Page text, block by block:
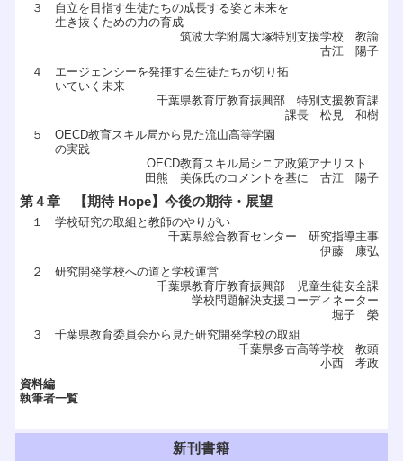
３ 自立を目指す生徒たちの成長する姿と未来を
生き抜くための力の育成
筑波大学附属大塚特別支援学校 教諭
古江 陽子
４ エージェンシーを発揮する生徒たちが切り拓
いていく未来
千葉県教育庁教育振興部 特別支援教育課
課長 松見 和樹
５ OECD教育スキル局から見た流山高等学園
の実践
OECD教育スキル局シニア政策アナリスト
田熊 美保氏のコメントを基に 古江 陽子
第４章 【期待 Hope】今後の期待・展望
１ 学校研究の取組と教師のやりがい
千葉県総合教育センター 研究指導主事
伊藤 康弘
２ 研究開発学校への道と学校運営
千葉県教育庁教育振興部 児童生徒安全課
学校問題解決支援コーディネーター
堀子 榮
３ 千葉県教育委員会から見た研究開発学校の取組
千葉県多古高等学校 教頭
小西 孝政
資料編
執筆者一覧
新刊書籍